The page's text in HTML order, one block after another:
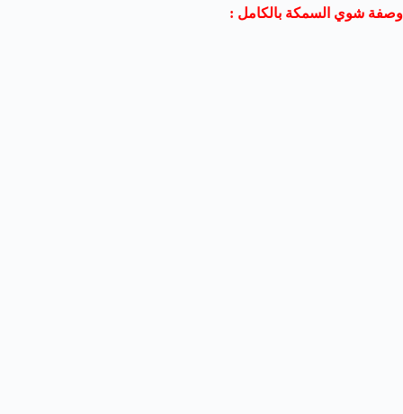
وصفة شوي السمكة بالكامل :